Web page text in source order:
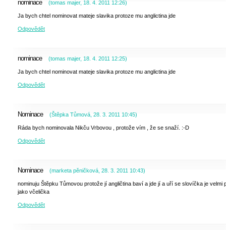
nominace (tomas majer, 18. 4. 2011 12:26)
Ja bych chtel nominovat mateje slavika protoze mu anglictina jde
Odpovědět
nominace (tomas majer, 18. 4. 2011 12:25)
Ja bych chtel nominovat mateje slavika protoze mu anglictina jde
Odpovědět
Nominace (Štěpka Tůmová 28. 3. 2011 10:45)
Ráda bych nominovala Nikču Vrbovou , protože vím , že se snaží. :-D
Odpovědět
Nominace (marketa pěničková 28. 3. 2011 10:43)
nominuju Štěpku Tůmovou protože jí angličtina baví a jde jí a uří se slovíčka je velmi
jako včelička
Odpovědět